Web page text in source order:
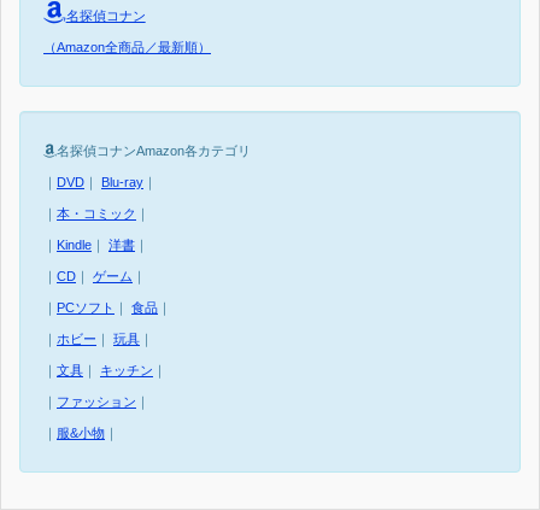
名探偵コナン
（Amazon全商品／最新順）
名探偵コナンAmazon各カテゴリ
｜ DVD ｜ Blu-ray ｜
｜ 本・コミック ｜
｜ Kindle ｜ 洋書 ｜
｜ CD ｜ ゲーム ｜
｜ PCソフト ｜ 食品 ｜
｜ ホビー ｜ 玩具 ｜
｜ 文具 ｜ キッチン ｜
｜ ファッション ｜
｜ 服&小物 ｜